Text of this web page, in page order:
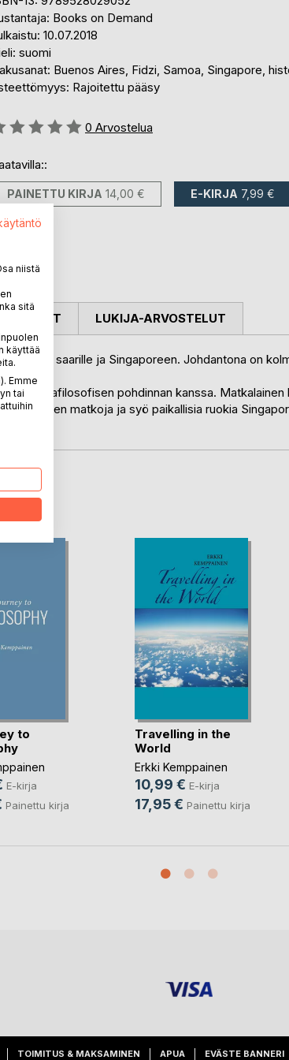
Books on Demand
10.07.2018
suomi
Buenos Aires, Fidzi, Samoa, Singapore,
Rajoitettu pääsy
0 Arvostelua
PAINETTU KIRJA 14,00 € E-KIRJA 7,99 €
saarille ja Singaporeen. Johdantona on
pohdinnan kanssa. Matkalainen
matkoja ja syö paikallisia ruokia
LUKIJA-ARVOSTELUT
to
E-kirja
Painettu kirja
Travelling in the
World
Erkki Kemppainen
10,99 € E-kirja
17,95 € Painettu kirja
TOIMITUS & MAKSAMINEN APUA EVÄSTE BANNERI
niistä
sitä
käyttää
Emme
tai